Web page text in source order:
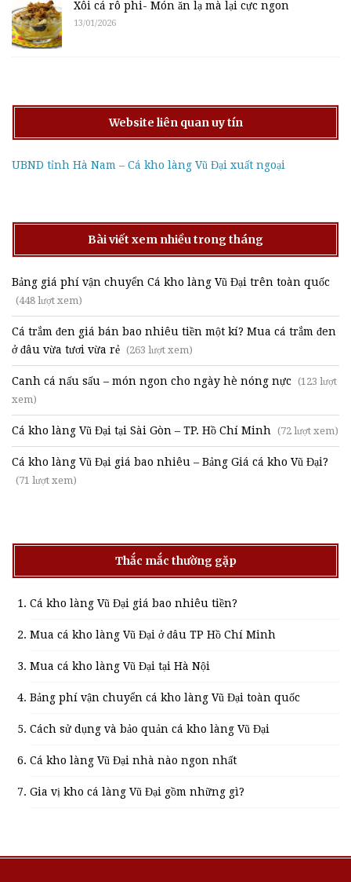
Xôi cá rô phi- Món ăn lạ mà lại cực ngon
13/01/2026
Website liên quan uy tín
UBND tỉnh Hà Nam – Cá kho làng Vũ Đại xuất ngoại
Bài viết xem nhiều trong tháng
Bảng giá phí vận chuyển Cá kho làng Vũ Đại trên toàn quốc
(448 lượt xem)
Cá trắm đen giá bán bao nhiêu tiền một kí? Mua cá trắm đen
ở đâu vừa tươi vừa rẻ (263 lượt xem)
Canh cá nấu sấu – món ngon cho ngày hè nóng nực (123 lượt
xem)
Cá kho làng Vũ Đại tại Sài Gòn – TP. Hồ Chí Minh (72 lượt xem)
Cá kho làng Vũ Đại giá bao nhiêu – Bảng Giá cá kho Vũ Đại?
(71 lượt xem)
Thắc mắc thường gặp
Cá kho làng Vũ Đại giá bao nhiêu tiền?
Mua cá kho làng Vũ Đại ở đâu TP Hồ Chí Minh
Mua cá kho làng Vũ Đại tại Hà Nội
Bảng phí vận chuyển cá kho làng Vũ Đại toàn quốc
Cách sử dụng và bảo quản cá kho làng Vũ Đại
Cá kho làng Vũ Đại nhà nào ngon nhất
Gia vị kho cá làng Vũ Đại gồm những gì?